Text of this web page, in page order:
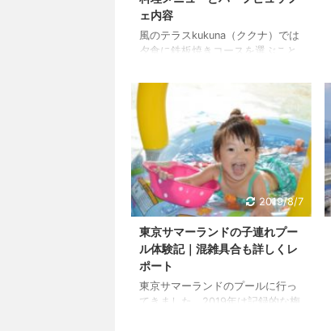
夏祭りなど全て写真付きでご紹介
しますので、静岡県下 ...
ェ内容
風のテラスkukuna（ククナ）では
夕食に鉄板焼きコースを選ぶこと
ているコースなので、多くの宿泊
客はこのコース料理とハーフビュ
ッフェになると思います。 朝食バ
イキングも含めて風のテラス
kukunaでの食事をご紹介したいと
思います。 風のテラスkukuna（ク
クナ）夕食の流れ ククナでの夕食
は開始時間が選べます。コース料
理があるので少しずつ分かれてい
るようですが、時間ごとに定員も
あるので、希望の時間がある方は
早いうちに伝えておきましょう。
17:30～ 17:45～ 18:0 ...
2019/8/7
東京サマーランドの子連れプー
ル体験記｜混雑具合も詳しくレ
ポート
東京サマーランドのプールに行っ
てきました。2019年は記録的な梅